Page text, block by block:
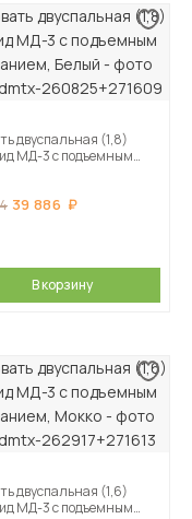
двуспальная (1,8)
МД-3 с подъемным
39 886
В корзину
двуспальная (1,6)
МД-3 с подъемным